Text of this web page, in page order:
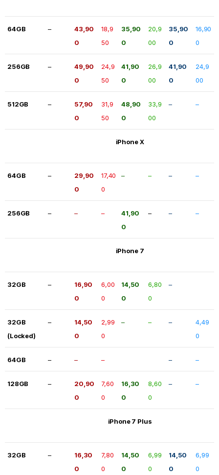
64GB –
43,90
0
18,9
50
35,90
0
20,9
00
35,90
0
16,90
0
256GB –
49,90
0
24,9
50
41,90
0
26,9
00
41,90
0
24,9
00
512GB –
57,90
0
31,9
50
48,90
0
33,9
00
– –
iPhone X
64GB –
29,90
0
17,40
0
– – – –
256GB – – –
41,90
0
– – –
iPhone 7
32GB –
16,90
0
6,00
0
14,50
0
6,80
0
–
32GB
(Locked)
–
14,50
0
2,99
0
– – –
4,49
0
64GB – – – – –
128GB –
20,90
0
7,60
0
16,30
0
8,60
0
– –
iPhone 7 Plus
32GB –
16,30
0
7,80
0
14,50
0
6,99
0
14,50
0
6,99
0